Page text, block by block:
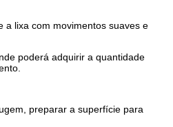
a lixa com movimentos suaves e
poderá adquirir a quantidade
preparar a superfície para